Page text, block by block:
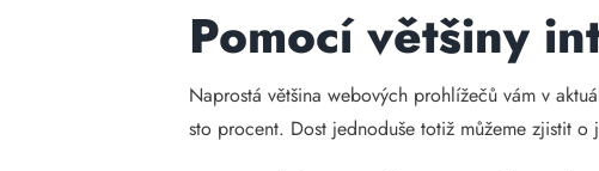
Pomocí většiny
Naprostá většina webových prohlížečů vám v
sto procent. Dost jednoduše totiž můžeme zjistit